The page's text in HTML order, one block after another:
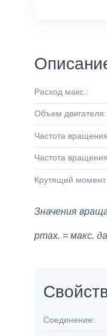
Расход макс.:
Объем двигателя:
Частота
Частота
Крутящий момент
Значения
pmax. = макс.
Соединение: